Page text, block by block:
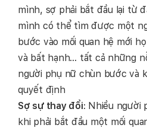
mình, sợ phải bắt đầu lại từ
mình có thể tìm được một
bước vào mối quan hệ mới
và bất hạnh… tất cả những
người phụ nữ chùn bước và
quyết định
Sợ sự thay đổi: Nhiều người
khi phải bắt đầu một mối